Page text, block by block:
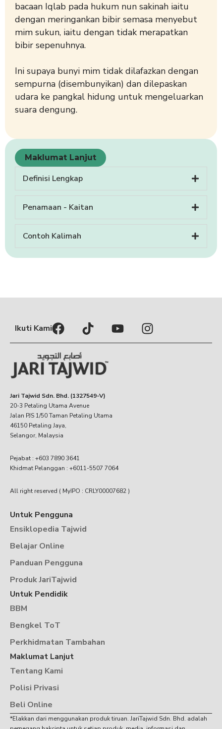
bacaan Iqlab pada hukum nun sakinah iaitu
dengan meringankan bibir semasa menyebut
mim sukun, iaitu dengan tidak merapatkan
bibir sepenuhnya.
Ini supaya bunyi mim tidak dilafazkan dengan
sempurna (disembunyikan) dan dilepaskan
udara ke pangkal hidung untuk mengeluarkan
suara dengung.
Maklumat Lanjut
Definisi Lengkap
Penamaan - Kaitan
Contoh Kalimah
Ikuti Kami
Jari Tajwid Sdn. Bhd. (1327549-V)
20-3 Petaling Utama Avenue
Jalan PJS 1/50 Taman Petaling Utama
46150 Petaling Jaya,
Selangor, Malaysia
Pejabat : +603 7890 3641
Khidmat Pelanggan : +6011-5507 7064
All right reserved ( MyIPO : CRLY00007682 )
Untuk Pengguna
Ensiklopedia Tajwid
Belajar Online
Panduan Pengguna
Produk JariTajwid
Untuk Pendidik
BBM
Bengkel ToT
Perkhidmatan Tambahan
Maklumat Lanjut
Tentang Kami
Polisi Privasi
Beli Online
*Elakkan dari menggunakan produk tiruan. JariTajwid Sdn. Bhd. adalah